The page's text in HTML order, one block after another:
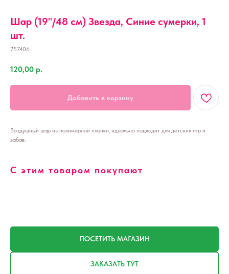
Шар (19''/48 см) Звезда, Синие сумерки, 1
шт.
757406
120,00 р.
Добавить в корзину
Воздушный шар из полимерной пленки, идеально подходит для детских игр и
забав.
С этим товаром покупают
ПОСЕТИТЬ МАГАЗИН
ЗАКАЗАТЬ ТУТ